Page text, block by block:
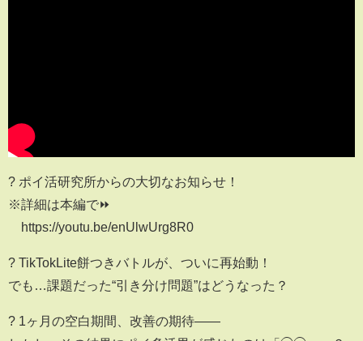
? ポイ活研究所からの大切なお知らせ！
※詳細は本編で⏩️
https://youtu.be/enUlwUrg8R0
? TikTokLite餅つきバトルが、ついに再始動！
でも…課題だった“引き分け問題”はどうなった？
? 1ヶ月の空白期間、改善の期待――